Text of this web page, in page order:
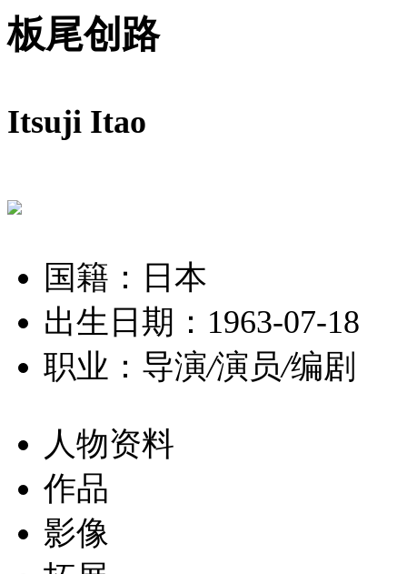
板尾创路
Itsuji Itao
国籍：日本
出生日期：1963-07-18
职业：导演/演员/编剧
人物资料
作品
影像